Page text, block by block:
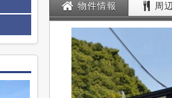
物件情報 周